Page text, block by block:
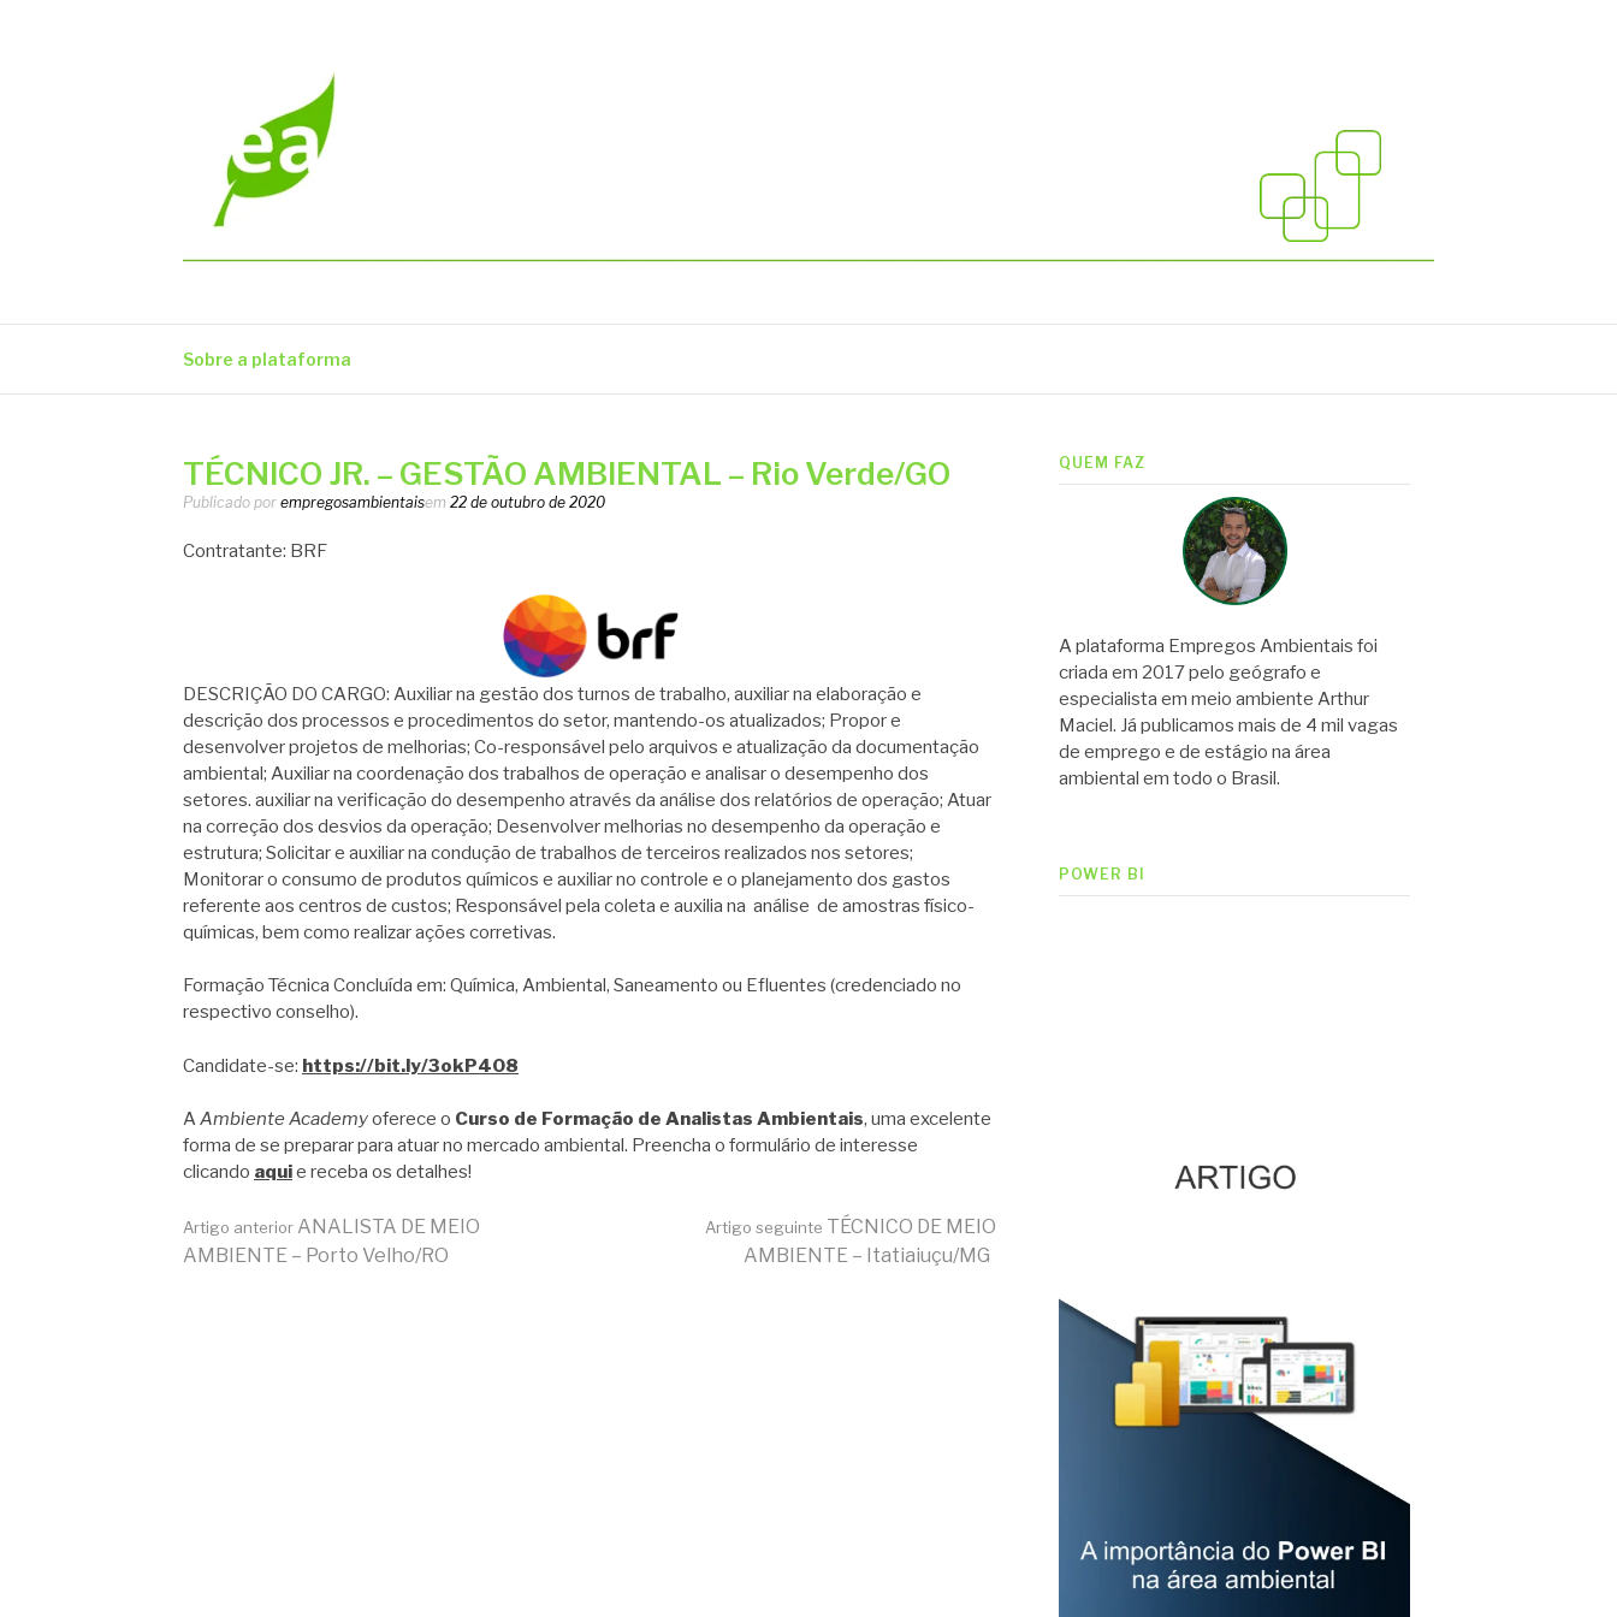
Sobre a plataforma
TÉCNICO JR. – GESTÃO AMBIENTAL – Rio Verde/GO
Publicado por empregosambientaisem 22 de outubro de 2020
Contratante: BRF
DESCRIÇÃO DO CARGO: Auxiliar na gestão dos turnos de trabalho, auxiliar na elaboração e
descrição dos processos e procedimentos do setor, mantendo-os atualizados; Propor e
desenvolver projetos de melhorias; Co-responsável pelo arquivos e atualização da documentação
ambiental; Auxiliar na coordenação dos trabalhos de operação e analisar o desempenho dos
setores. auxiliar na verificação do desempenho através da análise dos relatórios de operação; Atuar
na correção dos desvios da operação; Desenvolver melhorias no desempenho da operação e
estrutura; Solicitar e auxiliar na condução de trabalhos de terceiros realizados nos setores;
Monitorar o consumo de produtos químicos e auxiliar no controle e o planejamento dos gastos
referente aos centros de custos; Responsável pela coleta e auxilia na análise de amostras físico-
químicas, bem como realizar ações corretivas.
Formação Técnica Concluída em: Química, Ambiental, Saneamento ou Efluentes (credenciado no
respectivo conselho).
Candidate-se: https://bit.ly/3okP408
AAmbiente Academyoferece o Curso de Formação de Analistas Ambientais, uma excelente
forma de se preparar para atuar no mercado ambiental. Preencha o formulário de interesse
clicando aquie receba os detalhes!
Continue
Artigo anterior ANALISTA DE MEIO
AMBIENTE – Porto Velho/RO
Artigo seguinte TÉCNICO DE MEIO
AMBIENTE – Itatiaiuçu/MG
QUEM FAZ
A plataforma Empregos Ambientais foi
criada em 2017 pelo geógrafo e
especialista em meio ambiente Arthur
Maciel. Já publicamos mais de 4 mil vagas
de emprego e de estágio na área
ambiental em todo o Brasil.
POWER BI